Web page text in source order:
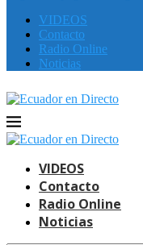
VIDEOS
Contacto
Radio Online
Noticias
VIDEOS
Contacto
Radio Online
Noticias